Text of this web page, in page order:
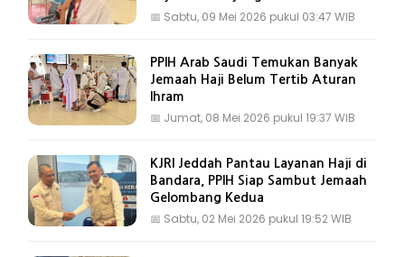
📅 Sabtu, 09 Mei 2026 pukul 03:47 WIB
PPIH Arab Saudi Temukan Banyak
Jemaah Haji Belum Tertib Aturan
Ihram
📅 Jumat, 08 Mei 2026 pukul 19:37 WIB
KJRI Jeddah Pantau Layanan Haji di
Bandara, PPIH Siap Sambut Jemaah
Gelombang Kedua
📅 Sabtu, 02 Mei 2026 pukul 19:52 WIB